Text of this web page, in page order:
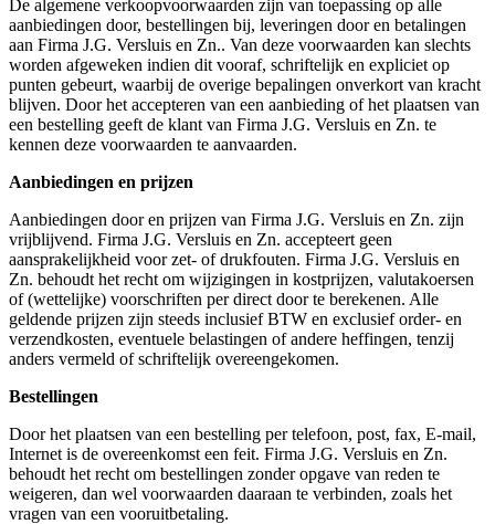
De algemene verkoopvoorwaarden zijn van toepassing op alle
aanbiedingen door, bestellingen bij, leveringen door en betalingen
aan Firma J.G. Versluis en Zn.. Van deze voorwaarden kan slechts
worden afgeweken indien dit vooraf, schriftelijk en expliciet op
punten gebeurt, waarbij de overige bepalingen onverkort van kracht
blijven. Door het accepteren van een aanbieding of het plaatsen van
een bestelling geeft de klant van Firma J.G. Versluis en Zn. te
kennen deze voorwaarden te aanvaarden.
Aanbiedingen en prijzen
Aanbiedingen door en prijzen van Firma J.G. Versluis en Zn. zijn
vrijblijvend. Firma J.G. Versluis en Zn. accepteert geen
aansprakelijkheid voor zet- of drukfouten. Firma J.G. Versluis en
Zn. behoudt het recht om wijzigingen in kostprijzen, valutakoersen
of (wettelijke) voorschriften per direct door te berekenen. Alle
geldende prijzen zijn steeds inclusief BTW en exclusief order- en
verzendkosten, eventuele belastingen of andere heffingen, tenzij
anders vermeld of schriftelijk overeengekomen.
Bestellingen
Door het plaatsen van een bestelling per telefoon, post, fax, E-mail,
Internet is de overeenkomst een feit. Firma J.G. Versluis en Zn.
behoudt het recht om bestellingen zonder opgave van reden te
weigeren, dan wel voorwaarden daaraan te verbinden, zoals het
vragen van een vooruitbetaling.